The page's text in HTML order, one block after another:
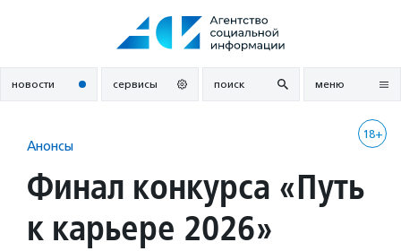
новости сервисы поиск меню
18+
Анонсы
Финал конкурса «Путь
к карьере 2026»